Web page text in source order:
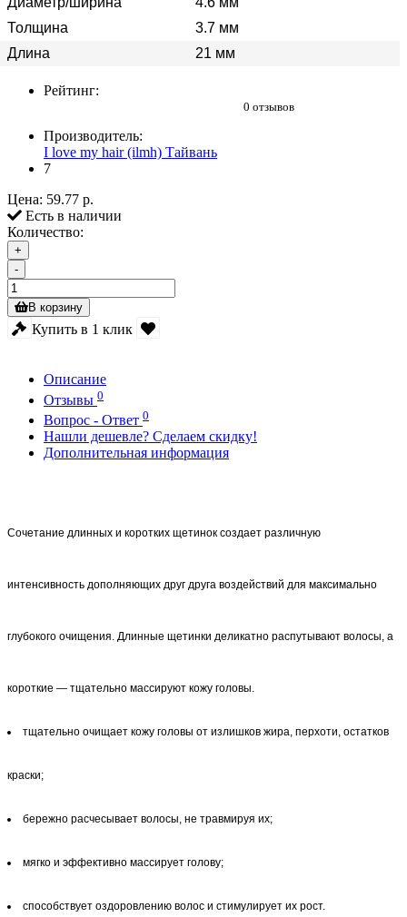
Толщина
3.7 мм
Длина
21 мм
Рейтинг:
0 отзывов
Производитель:
I love my hair (ilmh) Тайвань
7
Цена: 59.77 р.
Есть в наличии
Количество:
+
-
В корзину
Купить в 1 клик
Описание
Отзывы 0
Вопрос - Ответ 0
Нашли дешевле? Сделаем скидку!
Дополнительная информация
Сочетание длинных и коротких щетинок создает различную
интенсивность дополняющих друг друга воздействий для максимально
глубокого очищения. Длинные щетинки деликатно распутывают волосы, а
короткие — тщательно массируют кожу головы.
тщательно очищает кожу головы от излишков жира, перхоти, остатков
краски;
бережно расчесывает волосы, не травмируя их;
мягко и эффективно массирует голову;
способствует оздоровлению волос и стимулирует их рост.